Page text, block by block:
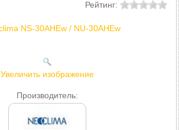
Рейтинг:
Увеличить изображение
Производитель: